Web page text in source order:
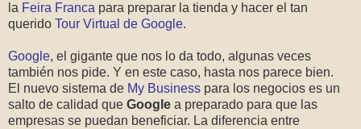
la Feira Franca para preparar la tienda y hacer el tan
querido Tour Virtual de Google.
Google, el gigante que nos lo da todo, algunas veces
también nos pide. Y en este caso, hasta nos parece bien.
El nuevo sistema de My Business para los negocios es un
salto de calidad que Google a preparado para que las
empresas se puedan beneficiar. La diferencia entre